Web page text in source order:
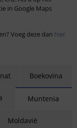
in Google Maps
Voeg deze dan hier
Boekovina
Muntenia
Moldavië